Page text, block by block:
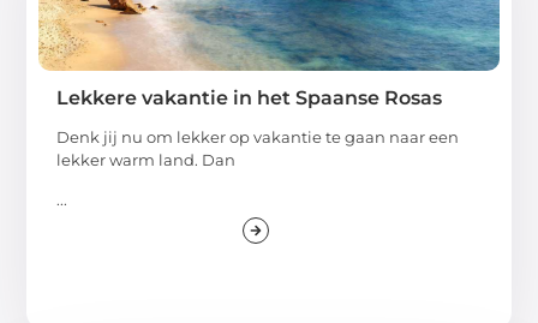
Lekkere vakantie in het Spaanse Rosas
Denk jij nu om lekker op vakantie te gaan naar een
lekker warm land. Dan
...